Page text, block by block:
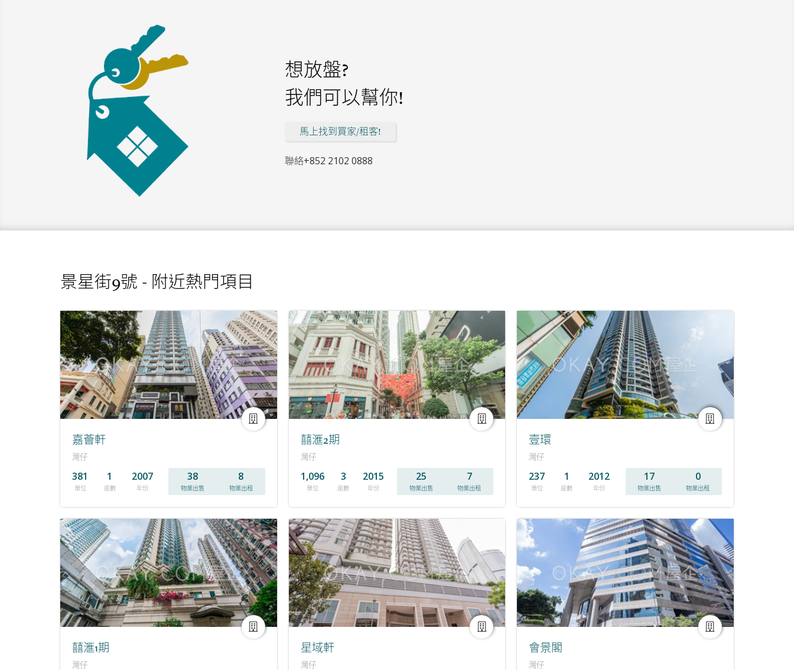
想放盤?
我們可以幫你!
馬上找到買家/租客!
聯絡+852 2102 0888
景星街9號 - 附近熱門項目
嘉薈軒
灣仔
381
單位
1
座數
2007
年份
38
物業出售
8
物業出租
囍滙2期
灣仔
1,096
單位
3
座數
2015
年份
25
物業出售
7
物業出租
壹環
灣仔
237
單位
1
座數
2012
年份
17
物業出售
0
物業出租
囍滙1期
灣仔
星域軒
灣仔
會景閣
灣仔